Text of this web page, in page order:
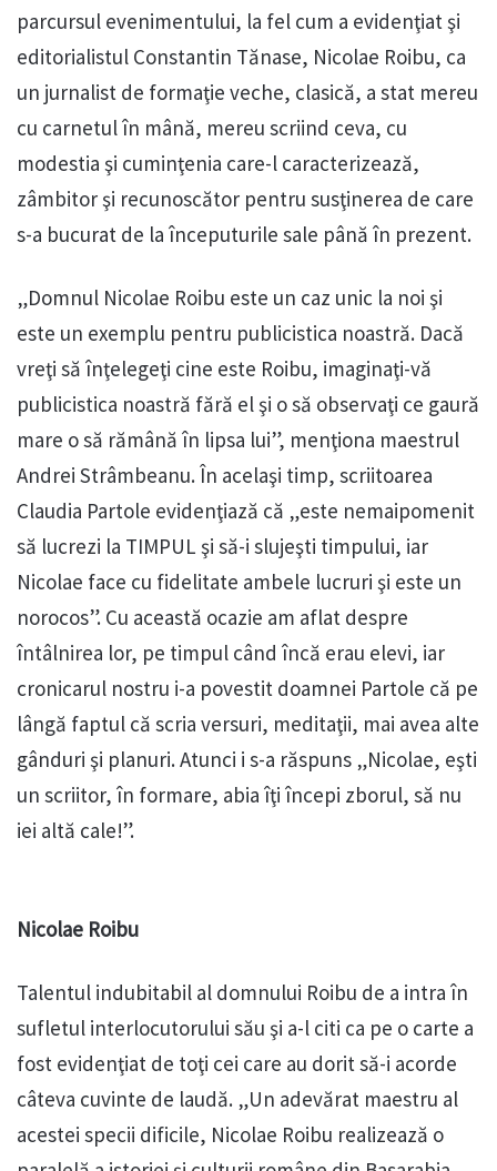
parcursul evenimentului, la fel cum a evidenţiat şi
editorialistul Constantin Tănase, Nicolae Roibu, ca
un jurnalist de formaţie veche, clasică, a stat mereu
cu carnetul în mână, mereu scriind ceva, cu
modestia şi cuminţenia care-l caracterizează,
zâmbitor şi recunoscător pentru susţinerea de care
s-a bucurat de la începuturile sale până în prezent.
„Domnul Nicolae Roibu este un caz unic la noi şi
este un exemplu pentru publicistica noastră. Dacă
vreţi să înţelegeţi cine este Roibu, imaginaţi-vă
publicistica noastră fără el şi o să observaţi ce gaură
mare o să rămână în lipsa lui”, menţiona maestrul
Andrei Strâmbeanu. În acelaşi timp, scriitoarea
Claudia Partole evidenţiază că „este nemaipomenit
să lucrezi la TIMPUL şi să-i slujeşti timpului, iar
Nicolae face cu fidelitate ambele lucruri şi este un
norocos”. Cu această ocazie am aflat despre
întâlnirea lor, pe timpul când încă erau elevi, iar
cronicarul nostru i-a povestit doamnei Partole că pe
lângă faptul că scria versuri, meditaţii, mai avea alte
gânduri şi planuri. Atunci i s-a răspuns „Nicolae, eşti
un scriitor, în formare, abia îţi începi zborul, să nu
iei altă cale!”.
Nicolae Roibu
Talentul indubitabil al domnului Roibu de a intra în
sufletul interlocutorului său şi a-l citi ca pe o carte a
fost evidenţiat de toţi cei care au dorit să-i acorde
câteva cuvinte de laudă. „Un adevărat maestru al
acestei specii dificile, Nicolae Roibu realizează o